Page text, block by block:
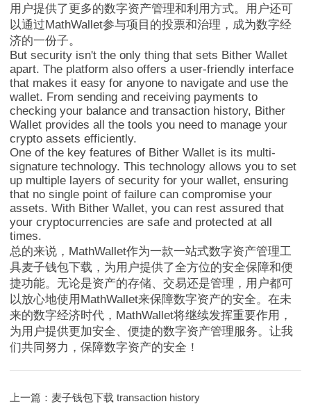
用户提供了更多的数字资产管理和利用方式。用户还可
以通过MathWallet参与项目的投票和治理，成为数字经
济的一份子。
But security isn't the only thing that sets Bither Wallet
apart. The platform also offers a user-friendly interface
that makes it easy for anyone to navigate and use the
wallet. From sending and receiving payments to
checking your balance and transaction history, Bither
Wallet provides all the tools you need to manage your
crypto assets efficiently.
One of the key features of Bither Wallet is its multi-
signature technology. This technology allows you to set
up multiple layers of security for your wallet, ensuring
that no single point of failure can compromise your
assets. With Bither Wallet, you can rest assured that
your cryptocurrencies are safe and protected at all
times.
总的来说，MathWallet作为一款一站式数字资产管理工
具麦子钱包下载，为用户提供了全方位的安全保障和便
捷功能。无论是资产的存储、交易还是管理，用户都可
以放心地使用MathWallet来保障数字资产的安全。在未
来的数字经济时代，MathWallet将继续发挥重要作用，
为用户提供更加安全、便捷的数字资产管理服务。让我
们共同努力，保障数字资产的安全！
上一篇： 麦子钱包下载 transaction history